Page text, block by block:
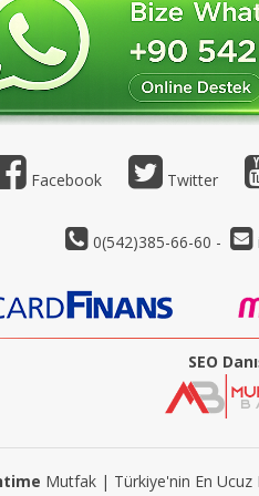
Facebook Twitter
0(542)385-66-60 -
SEO
Mutfak | Türkiye'nin En